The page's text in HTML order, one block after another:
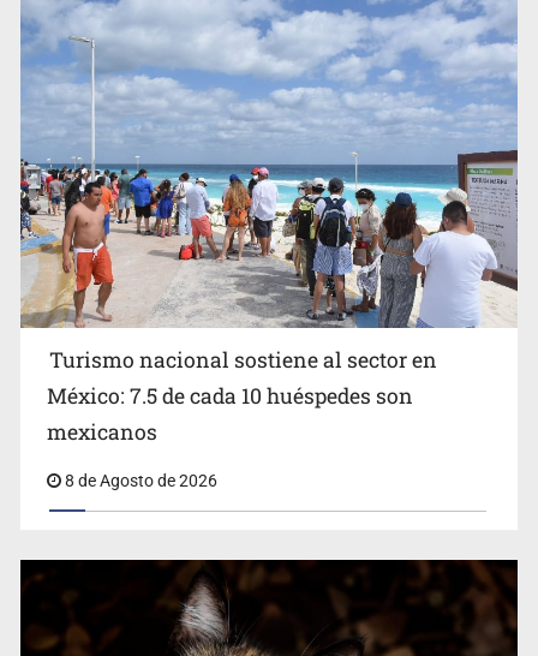
EU reanudará este sábado inspecciones de aguacate en
Michoacán
Belinda se corona como la más bella de 2026 en People
Turismo nacional sostiene al sector en
México: 7.5 de cada 10 huéspedes son
mexicanos
8 de Agosto de 2026